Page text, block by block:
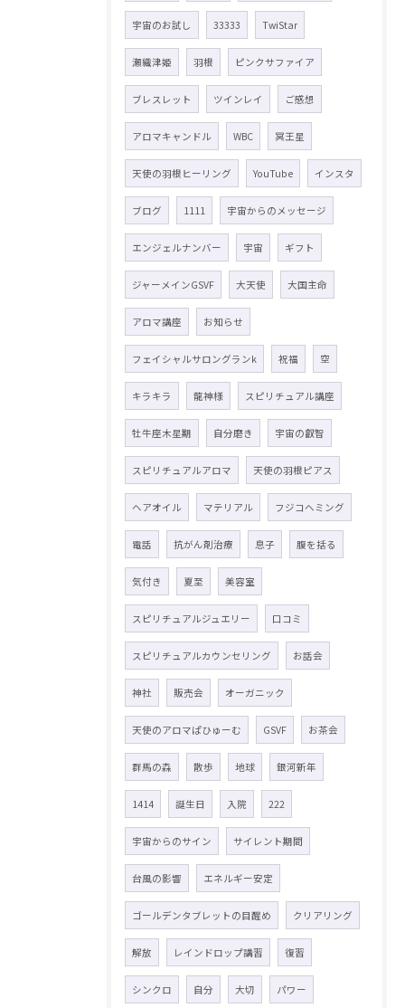
宇宙のお試し 33333 TwiStar
瀬織津姫 羽根 ピンクサファイア
ブレスレット ツインレイ ご感想
アロマキャンドル WBC 冥王星
天使の羽根ヒーリング YouTube インスタ
ブログ 1111 宇宙からのメッセージ
エンジェルナンバー 宇宙 ギフト
ジャーメインGSVF 大天使 大国主命
アロマ講座 お知らせ
フェイシャルサロングランk 祝福 空
キラキラ 龍神様 スピリチュアル講座
牡牛座木星期 自分磨き 宇宙の叡智
スピリチュアルアロマ 天使の羽根ピアス
ヘアオイル マテリアル フジコヘミング
電話 抗がん剤治療 息子 腹を括る
気付き 夏至 美容室
スピリチュアルジュエリー 口コミ
スピリチュアルカウンセリング お話会
神社 販売会 オーガニック
天使のアロマぱひゅーむ GSVF お茶会
群馬の森 散歩 地球 銀河新年
1414 誕生日 入院 222
宇宙からのサイン サイレント期間
台風の影響 エネルギー安定
ゴールデンタブレットの目醒め クリアリング
解放 レインドロップ講習 復習
シンクロ 自分 大切 パワー